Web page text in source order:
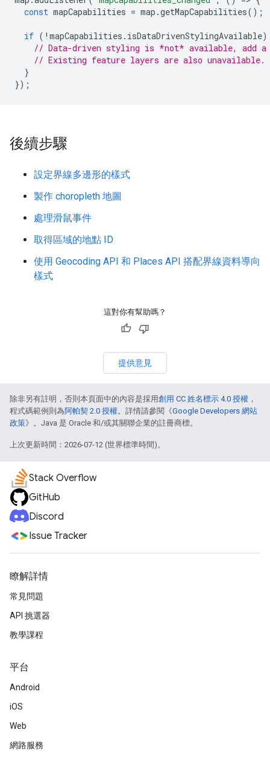
const mapCapabilities = map .getMapCapabilities();
if ( ! mapCapabilities . isDataDrivenStylingAvailable)
// Data-driven styling is *not* available, add
// Existing feature layers are also unavailable.
}
});
後續步驟
設定界線多邊形的樣式
製作 choropleth 地圖
處理滑鼠事件
取得區域的地點 ID
使用 Geocoding API 和 Places API 搭配界線資料導向
樣式
這對你有幫助嗎？
提供意見
除非另有註明，否則本頁面中的內容是採用創用 CC 姓名標示 4.0 授權 ，
程式碼範例則為阿帕契 2.0 授權。詳情請參閱《Google Developers 網站
政策》。Java 是 Oracle 和/或其關聯企業的註冊商標。
上次更新時間：2026-07-12 (世界標準時間)。
Stack Overflow
GitHub
Discord
Issue Tracker
瞭解詳情
常見問題
API 挑選器
教學課程
平台
Android
iOS
Web
網路服務